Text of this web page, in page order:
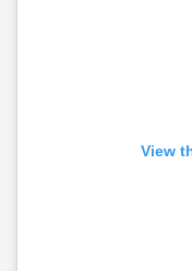
View